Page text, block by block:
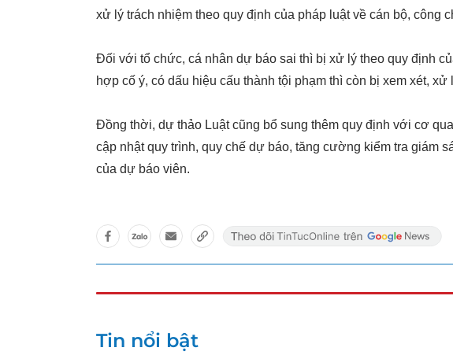
xử lý trách nhiệm theo quy định của pháp luật về cán bộ, công
Đối với tổ chức, cá nhân dự báo sai thì bị xử lý theo quy định
hợp cố ý, có dấu hiệu cấu thành tội phạm thì còn bị xem xét,
Đồng thời, dự thảo Luật cũng bổ sung thêm quy định với cơ
cập nhật quy trình, quy chế dự báo, tăng cường kiểm tra giám
của dự báo viên.
Tin nổi bật